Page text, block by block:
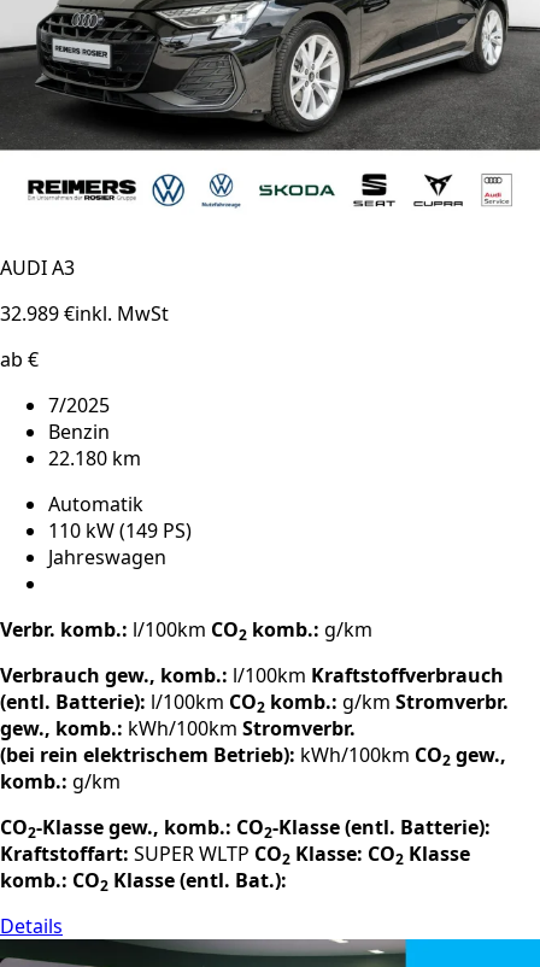
AUDI A3
32.989 €inkl. MwSt
ab €
7/2025
Benzin
22.180 km
Automatik
110 kW (149 PS)
Jahreswagen
Verbr. komb.: l/100km CO2 komb.: g/km
Verbrauch gew., komb.: l/100km Kraftstoffverbrauch
(entl. Batterie): l/100km CO2 komb.: g/km Stromverbr.
gew., komb.: kWh/100km Stromverbr.
(bei rein elektrischem Betrieb): kWh/100km CO2 gew.,
komb.: g/km
CO2-Klasse gew., komb.: CO2-Klasse (entl. Batterie):
Kraftstoffart: SUPERWLTP CO2 Klasse: CO2 Klasse
komb.: CO2 Klasse (entl. Bat.):
Details